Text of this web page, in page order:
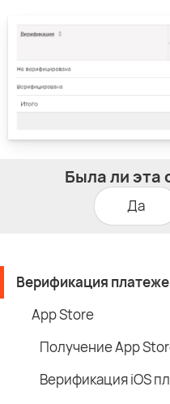
Была ли эта
Да
Верификация
App Store
Получение App
Верификация iOS